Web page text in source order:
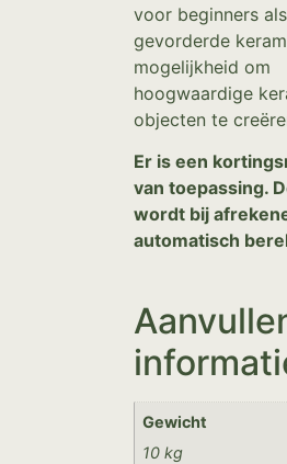
voor beginners als
gevorderde
mogelijkheid om
hoogwaardige
objecten te
Er is een
van toepassing.
wordt bij
automatisch
Gewicht
10 kg